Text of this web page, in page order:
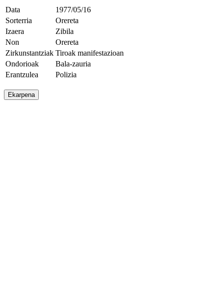
Data
1977/05/16
Sorterria
Orereta
Izaera
Zibila
Non
Orereta
Zirkunstantziak Tiroak manifestazioan
Ondorioak
Bala-zauria
Erantzulea
Polizia